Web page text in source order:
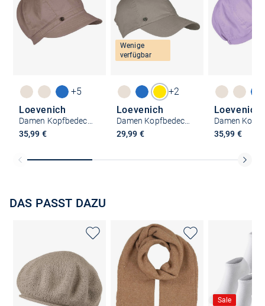
+5
Loevenich
Damen Kopfbedeckung
35,99 €
Wenige
verfügbar
+2
Loevenich
Damen Kopfbedeckung
29,99 €
Loevenich
35,99 €
DAS PASST DAZU
Sale